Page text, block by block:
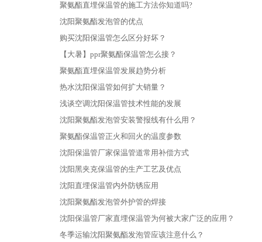
聚氨酯直埋保温管的施工方法你知道吗?
沈阳聚氨酯发泡管的优点
购买沈阳保温管怎么区分好坏？
【大暑】ppr聚氨酯保温管怎么接？
聚氨酯直埋保温管发展趋势分析
热水沈阳保温管如何扩大销量？
浅谈空调沈阳保温管技术性能的发展
沈阳聚氨酯发泡管安装警报线有什么用？
聚氨酯保温管正火和回火的温度参数
沈阳保温管厂家保温管道常用补偿方式
沈阳黑夹克保温管的生产工艺及优点
沈阳直埋保温管内外防锈应用
沈阳聚氨酯发泡管外护管的焊接
沈阳保温管厂家直埋保温管为何被大家广泛的应用？
冬季运输沈阳聚氨酯发泡管应该注意什么？